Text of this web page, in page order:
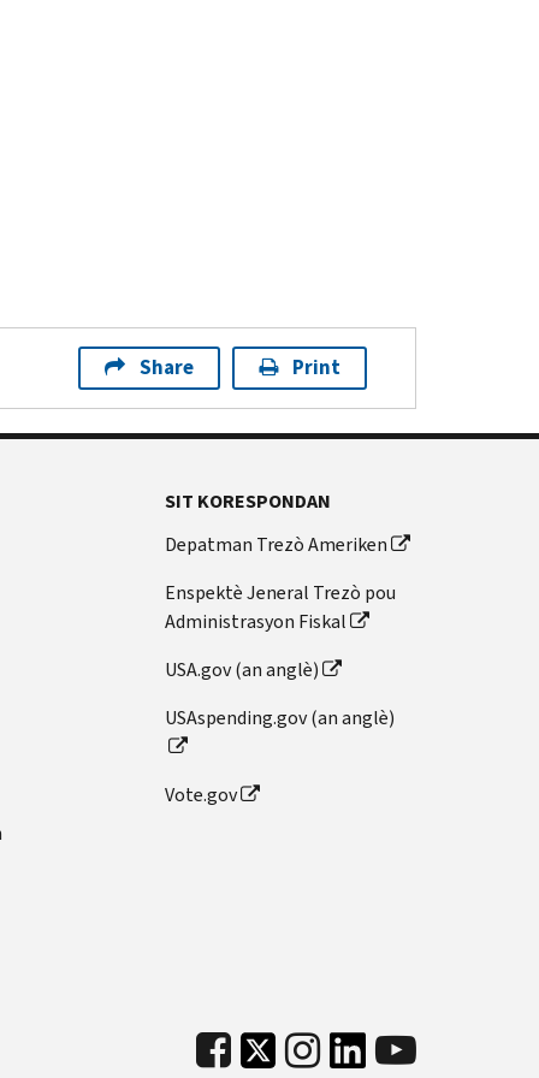
Share Print
SIT KORESPONDAN
Depatman Trezò Ameriken
Enspektè Jeneral Trezò pou
Administrasyon Fiskal
USA.gov (an anglè)
USAspending.gov (an anglè)
Vote.gov